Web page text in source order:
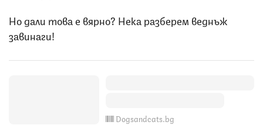
Но дали това е вярно? Нека разберем веднъж
завинаги!
Dogsandcats.bg